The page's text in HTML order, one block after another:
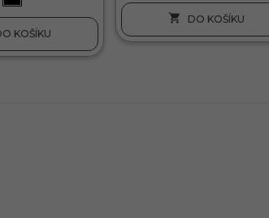
KOŠÍKU
 DO KOŠÍKU